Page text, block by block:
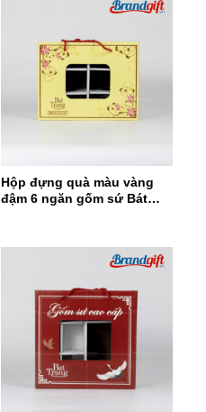
Hộp đựng quà màu vàng
đậm 6 ngăn gốm sứ Bát